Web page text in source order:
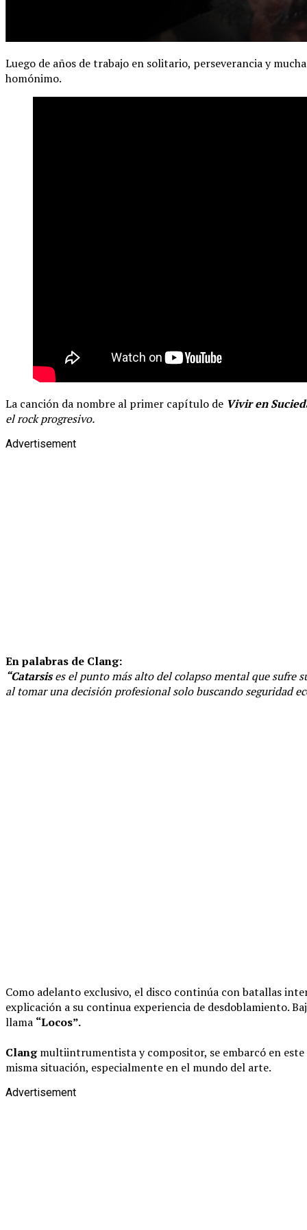
Luego de años de trabajo en solitario, perseverancia y
homónimo.
La canción da nombre al primer capítulo de Vivir en
el rock progresivo.
Advertisement
En palabras de Clang:
“Catarsises el punto más alto del colapso mental que sufre
al tomar una decisión profesional solo buscando seguridad
Como adelanto exclusivo, el disco continúa con batallas
explicación a su continua experiencia de desdoblamiento.
llama “Locos”.
Clangmultiintrumentista y compositor, se embarcó en este
misma situación, especialmente en el mundo del arte.
Advertisement